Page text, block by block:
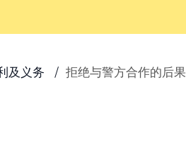
及义务 拒绝与警方合作的后果